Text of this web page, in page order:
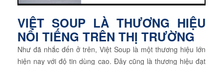
VIỆT SOUP LÀ THƯƠNG HIỆU
NỔI TIẾNG TRÊN THỊ TRƯỜNG
Như đã nhắc đến ở trên, Việt Soup là một thương hiệu lớn
hiện nay với độ tin dùng cao. Đây cũng là thương hiệu đạt